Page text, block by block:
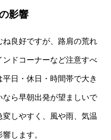
影響
良好ですが、路肩の荒れ
ドコーナーなど注意すべ
日・休日・時間帯で大き
なら早朝出発が望ましいで
しやすく、風や雨、気温
します。